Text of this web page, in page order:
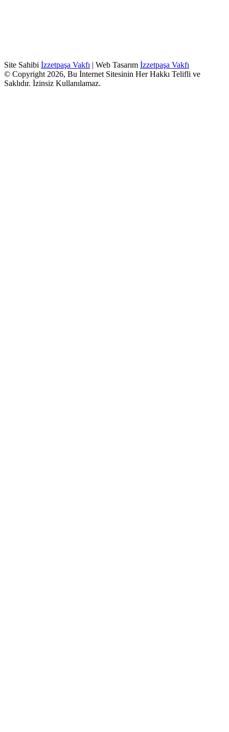
Site Sahibi İzzetpaşa Vakfı | Web Tasarım İzzetpaşa Vakfı
© Copyright 2026, Bu İnternet Sitesinin Her Hakkı Telifli ve
Saklıdır. İzinsiz Kullanılamaz.